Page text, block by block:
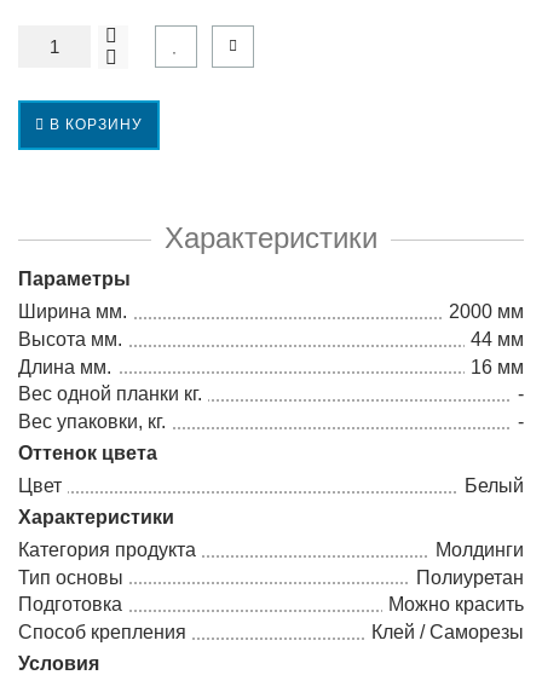
В КОРЗИНУ
Характеристики
Параметры
Ширина мм.
2000 мм
Высота мм.
44 мм
Длина мм.
16 мм
Вес одной планки кг.
-
Вес упаковки, кг.
-
Оттенок цвета
Цвет
Белый
Характеристики
Категория продукта
Молдинги
Тип основы
Полиуретан
Подготовка
Можно красить
Способ крепления
Клей / Саморезы
Условия